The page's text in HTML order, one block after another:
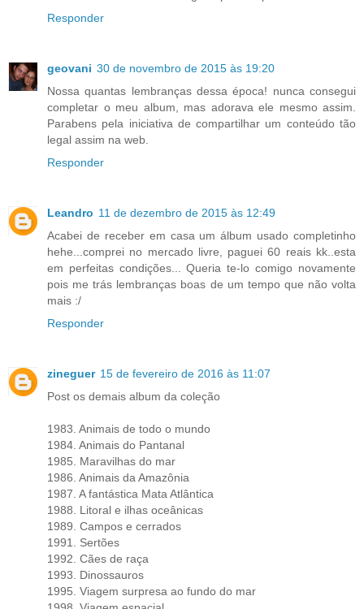
Responder
geovani 30 de novembro de 2015 às 19:20
Nossa quantas lembranças dessa época! nunca consegui
completar o meu album, mas adorava ele mesmo assim.
Parabens pela iniciativa de compartilhar um conteúdo tão
legal assim na web.
Responder
Leandro 11 de dezembro de 2015 às 12:49
Acabei de receber em casa um álbum usado completinho
hehe...comprei no mercado livre, paguei 60 reais kk..esta
em perfeitas condições... Queria te-lo comigo novamente
pois me trás lembranças boas de um tempo que não volta
mais :/
Responder
zineguer 15 de fevereiro de 2016 às 11:07
Post os demais album da coleção
1983. Animais de todo o mundo
1984. Animais do Pantanal
1985. Maravilhas do mar
1986. Animais da Amazônia
1987. A fantástica Mata Atlântica
1988. Litoral e ilhas oceânicas
1989. Campos e cerrados
1991. Sertões
1992. Cães de raça
1993. Dinossauros
1995. Viagem surpresa ao fundo do mar